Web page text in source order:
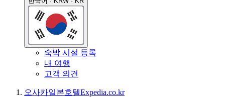
숙박 시설 등록
내 여행
고객 의견
오사카일본호텔Expedia.co.kr